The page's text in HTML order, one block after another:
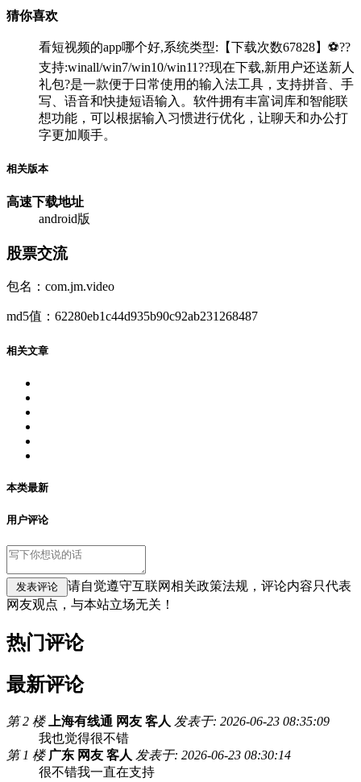
猜你喜欢
看短视频的app哪个好,系统类型:【下载次数67828】⚽??
支持:winall/win7/win10/win11??现在下载,新用户还送新人
礼包?是一款便于日常使用的输入法工具，支持拼音、手
写、语音和快捷短语输入。软件拥有丰富词库和智能联
想功能，可以根据输入习惯进行优化，让聊天和办公打
字更加顺手。
相关版本
高速下载地址
android版
股票交流
包名：com.jm.video
md5值：62280eb1c44d935b90c92ab231268487
相关文章
本类最新
用户评论
请自觉遵守互联网相关政策法规，评论内容只代表
网友观点，与本站立场无关！
热门评论
最新评论
第 2 楼 上海有线通 网友 客人 发表于: 2026-06-23 08:35:09
我也觉得很不错
第 1 楼 广东 网友 客人 发表于: 2026-06-23 08:30:14
很不错我一直在支持